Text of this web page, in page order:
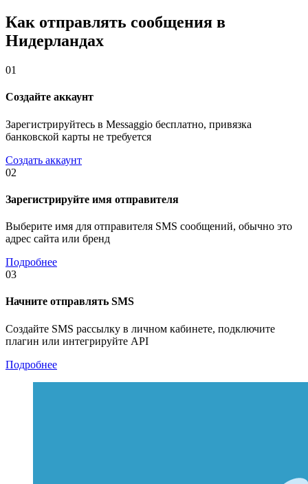
Как отправлять сообщения в
Нидерландах
01
Создайте аккаунт
Зарегистрируйтесь в Messaggio бесплатно, привязка
банковской карты не требуется
Создать аккаунт
02
Зарегистрируйте имя отправителя
Выберите имя для отправителя SMS сообщений, обычно это
адрес сайта или бренд
Подробнее
03
Начните отправлять SMS
Создайте SMS рассылку в личном кабинете, подключите
плагин или интегрируйте API
Подробнее